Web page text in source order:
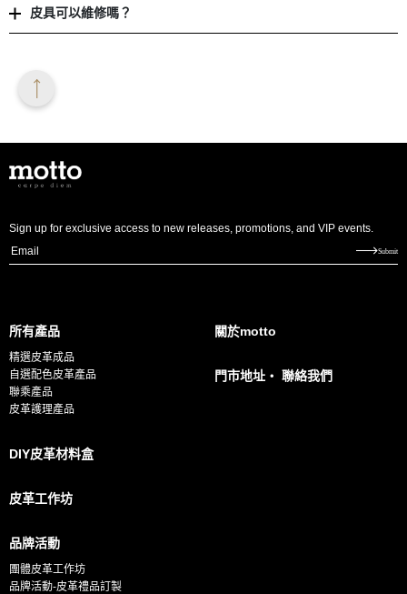
皮具可以維修嗎？
Sign up for exclusive access to new releases, promotions, and VIP events.
E
l
*
Submit
所有產品
精選皮革成品
自選配色皮革產品
聯乘產品
皮革護理產品
DIY皮革材料盒
皮革工作坊
品牌活動
團體皮革工作坊
品牌活動-皮革禮品訂製
關於motto
門市地址・ 聯絡我們